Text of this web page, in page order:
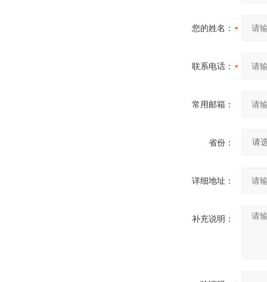
您的姓名：
联系电话：
常用邮箱：
省份：
详细地址：
补充说明：